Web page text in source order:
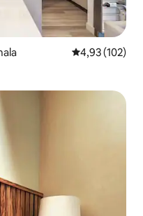
Calificación
4,93 (102)
destacados